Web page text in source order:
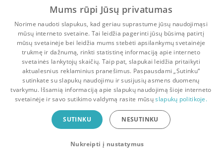
Marcy Kelman ,Gareth Llewhellin
0 7
Pradinis Krepšelis Pokalbiai Pranešimai Paskyra
Bookswap programėlė
Mainykis knygomis dar patogiau!
Uždaryti
Mums rūpi Jūsų privatumas
Norime naudoti slapukus, kad geriau suprastume jūsų naudojimąsi
mūsų interneto svetaine. Tai leidžia pagerinti jūsų būsimą patirtį
mūsų svetainėje bei leidžia mums stebėti apsilankymų svetainėje
trukmę ir dažnumą, rinkti statistinę informaciją apie interneto
svetainės lankytojų skaičių. Taip pat, slapukai leidžia pritaikyti
aktualesnius reklaminius pranešimus. Paspausdami „Sutinku“
sutinkate su slapukų naudojimu ir susijusių asmens duomenų
tvarkymu. Išsamią informaciją apie slapukų naudojimą šioje interneto
svetainėje ir savo sutikimo valdymą rasite mūsųslapukų politikoje.
SUTINKU NESUTINKU
Nukreipti į nustatymus